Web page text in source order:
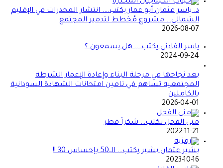
د. ياسر عثمان أبو عمار يكتب…. انتشار المخدرات في الإقليم
الشمالي… مشروع مُخطط لتدمير المجتمع
2026-08-07
ياسر الفادني يكتب…. هل يسمعون ؟
2024-09-24
بعد نجاحها في مرحلة البناء وإعادة الإعمار الشرطة
المجتمعية تساهم في تامين امتحانات الشهادة السودانية
بالكاملين
2026-04-01
منى الفحل تكتب… شكراً قطر
2022-11-21
بشير عثمان بشير يكتب… الــ50 بإحساس 30 !!
2023-10-16